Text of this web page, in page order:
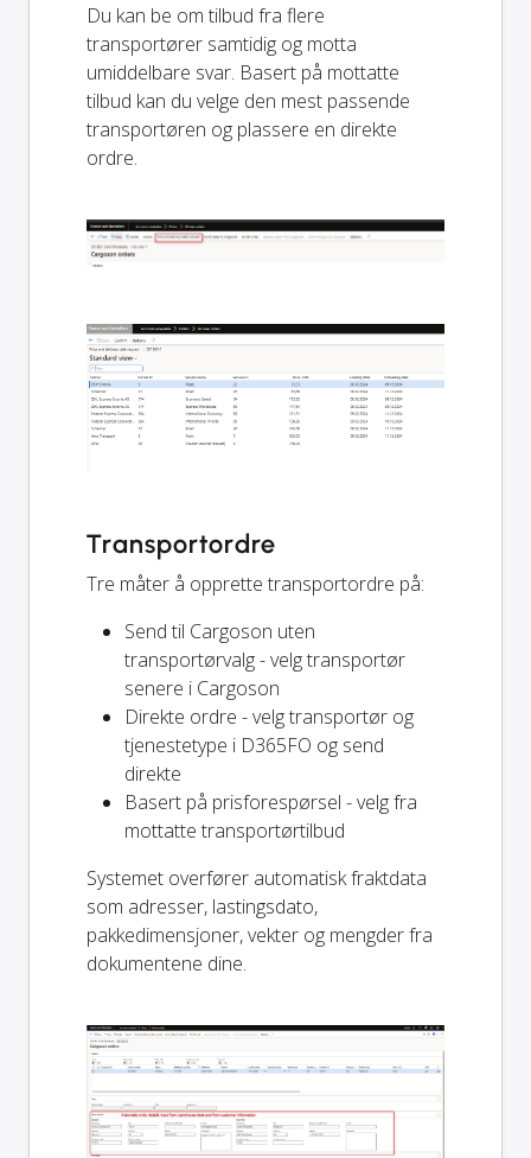
Du kan be om tilbud fra flere
transportører samtidig og motta
umiddelbare svar. Basert på mottatte
tilbud kan du velge den mest passende
transportøren og plassere en direkte
ordre.
Transportordre
Tre måter å opprette transportordre på:
Send til Cargoson uten
transportørvalg - velg transportør
senere i Cargoson
Direkte ordre - velg transportør og
tjenestetype i D365FO og send
direkte
Basert på prisforespørsel - velg fra
mottatte transportørtilbud
Systemet overfører automatisk fraktdata
som adresser, lastingsdato,
pakkedimensjoner, vekter og mengder fra
dokumentene dine.